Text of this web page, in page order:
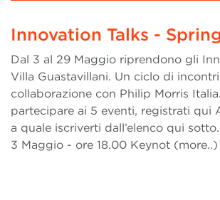
Innovation Talks -
Dal 3 al 29 Maggio riprendono gli
Villa Guastavillani. Un ciclo di
collaborazione con Philip Morris
partecipare ai 5 eventi, registrati qui
a quale iscriverti dall’elenco qui
3 Maggio - ore 18.00 Keynot (more..)